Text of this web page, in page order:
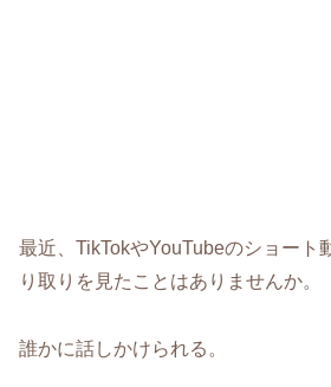
最近、TikTokやYouTubeのショート
り取りを見たことはありませんか。
誰かに話しかけられる。